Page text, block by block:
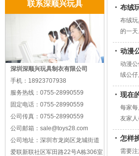
联系深顺兴玩具
深圳深顺兴玩具制衣有限公司
手机： 18923707938
服务热线： 0755-28990559
固定电话： 0755-28990559
公司传真： 0755-28990559
公司邮箱： sale@toys28.com
公司地址： 深圳市龙岗区龙城街道
爱联新联社区军田路22号A栋306室
布绒
布绒
的一
动漫
动漫
绒公
现在
每家
友家人
怎样
需要